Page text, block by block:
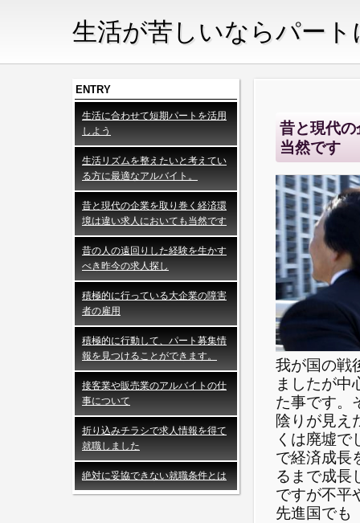
生活が苦しいならパー
ENTRY
生活に合わせて短期パートを活用
しよう
生活リズムを整えたいと考えてい
る方に最適なアルバイト。
昔と現代の企業を取り巻く経済環
境は違い求人においても当然です
昔の人の遠回りした経験を生かす
べき昨今の求人探し
積極的に行っている大企業の障害
者の雇用
積極的に行動して、パート募集情
報を見つけることができます。
接客業や販売業のアルバイトの仕
事について
折り込みチラシで求人情報を得て
就職しました
絶対に妥協できない就職条件とは
昔と現代
当然です
我が国の戦
ましたが中
た事です。
陰りが見え
くは廃墟で
で経済成長
るまで成長
ですが不平
先進国でも